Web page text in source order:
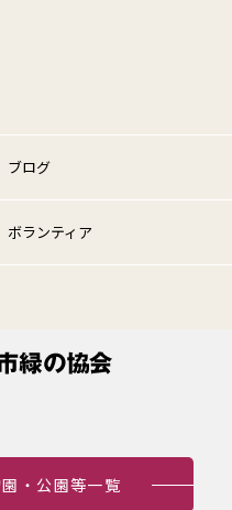
ブログ
ボランティア
・公園等一覧